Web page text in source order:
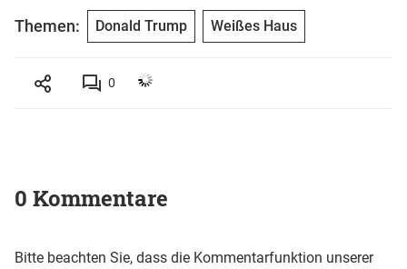
Themen: Donald Trump Weißes Haus
0
0 Kommentare
Bitte beachten Sie, dass die Kommentarfunktion unserer